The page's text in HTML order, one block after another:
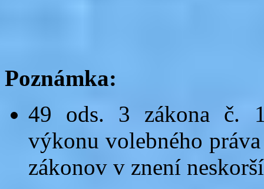
Poznámka:
49 ods. 3 zákona č.
výkonu volebného
zákonov v znení